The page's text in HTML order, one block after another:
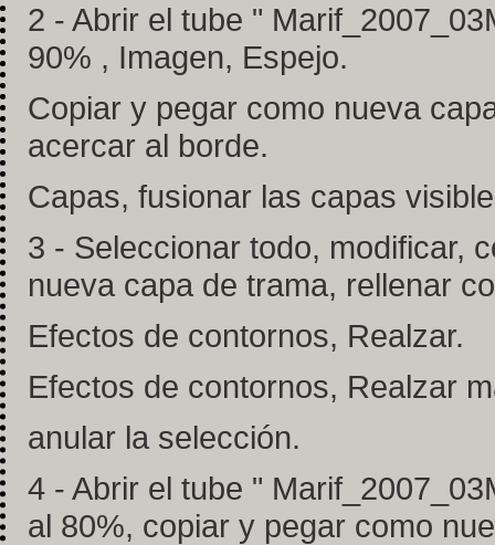
2 - Abrir el tube "
90% , Imagen, Espejo.
Copiar y pegar como nueva
acercar al borde.
Capas, fusionar las capas
3 - Seleccionar todo, modificar,
nueva capa de trama, rellenar
Efectos de contornos, Realzar.
Efectos de contornos, Realzar
anular la selección.
4 - Abrir el tube "
al 80%, copiar y pegar como